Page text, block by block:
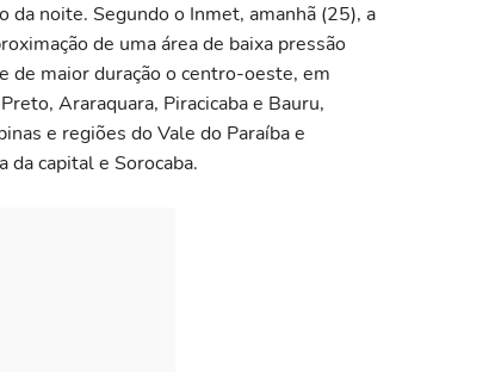
da noite. Segundo o Inmet, amanhã (25), a
de uma área de baixa pressão
de maior duração o centro-oeste, em
Araraquara, Piracicaba e Bauru,
e regiões do Vale do Paraíba e
da capital e Sorocaba.